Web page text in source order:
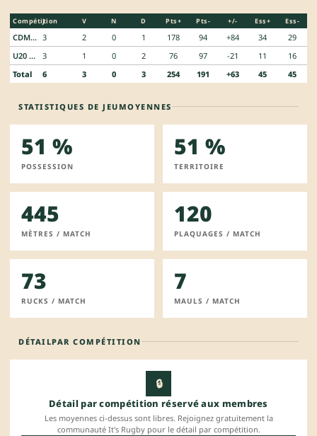
Compétition
J V N D Pts+ Pts- +/- Ess+ Ess-
CDM U20 3 2 0 1 178 94 +84 34
29
U20 Rugby Championship
3 1 0 2 76 97 -21 11
16
Total
6 3 0 3 254 191 +63 45 45
STATISTIQUES DE JEU MOYENNES
51 %
POSSESSION
51 %
TERRITOIRE
445
MÈTRES / MATCH
120
PLAQUAGES / MATCH
73
RUCKS / MATCH
7
MAULS / MATCH
DÉTAILPAR COMPÉTITION
🔒
Détail par compétition réservé aux membres
Les moyennes ci-dessus sont libres. Rejoignez gratuitement la
communauté It's Rugby pour le détail par compétition.